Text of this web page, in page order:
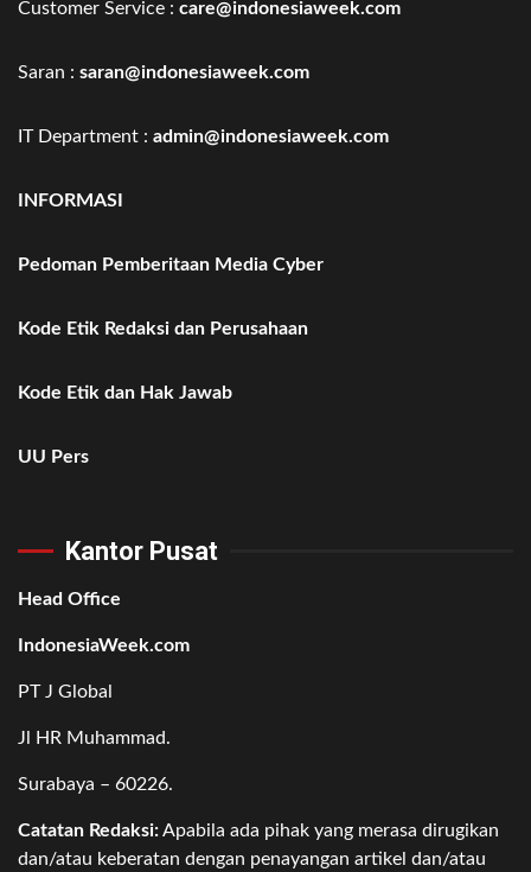
Customer Service : care@indonesiaweek.com
Saran : saran@indonesiaweek.com
IT Department : admin@indonesiaweek.com
INFORMASI
Pedoman Pemberitaan Media Cyber
Kode Etik Redaksi dan Perusahaan
Kode Etik dan Hak Jawab
UU Pers
Kantor Pusat
Head Office
IndonesiaWeek.com
PT J Global
Jl HR Muhammad.
Surabaya – 60226.
Catatan Redaksi:Apabila ada pihak yang merasa dirugikan
dan/atau keberatan dengan penayangan artikel dan/atau